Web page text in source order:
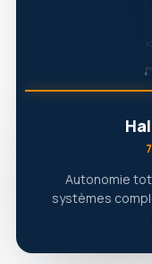
Autonomie
systèmes